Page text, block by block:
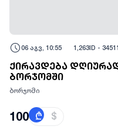
06 აგვ, 10:55 1,263ID -
ქირავდება
ბორჯომში
ბორჯომი
100 ₾ $